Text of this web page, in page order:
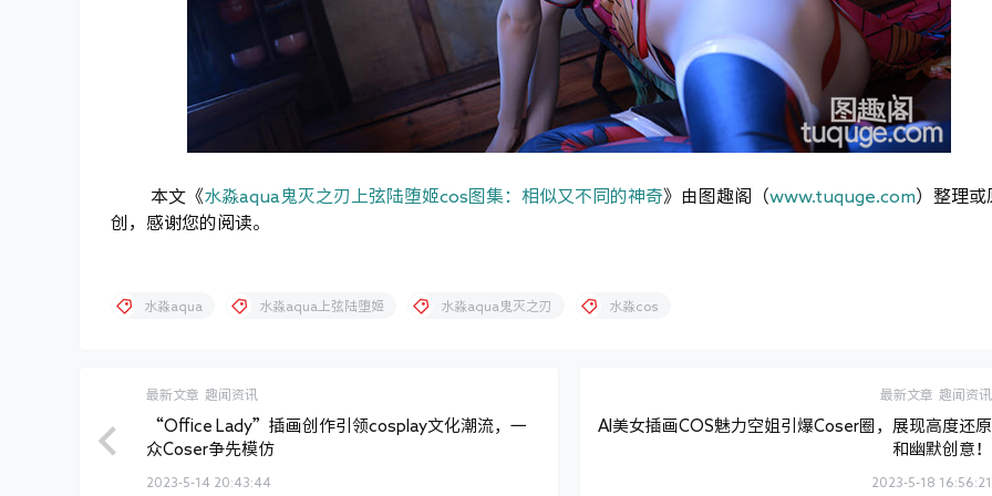
本文《水淼aqua鬼灭之刃上弦陆堕姬cos图集：相似又不同的神奇》由图趣阁（www.tuquge.com）整理或
创，感谢您的阅读。
水淼aqua 水淼aqua上弦陆堕姬 水淼aqua鬼灭之刃 水淼cos
最新文章 趣闻资讯
“Office Lady”插画创作引领cosplay文化潮流，一
众Coser争先模仿
2023-5-14 20:43:44
最新文章 趣闻资讯
AI美女插画COS魅力空姐引爆Coser圈，展现高度还原
和幽默创意！
2023-5-18 16:56:21